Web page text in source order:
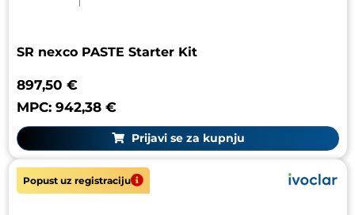
SR nexco PASTE Starter Kit
897,50 €
MPC: 942,38 €
Prijavi se za kupnju
Popust uz registraciju